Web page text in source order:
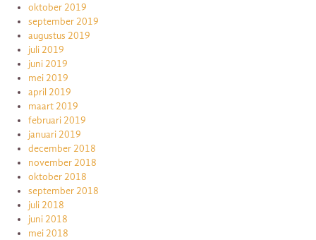
oktober 2019
september 2019
augustus 2019
juli 2019
juni 2019
mei 2019
april 2019
maart 2019
februari 2019
januari 2019
december 2018
november 2018
oktober 2018
september 2018
juli 2018
juni 2018
mei 2018